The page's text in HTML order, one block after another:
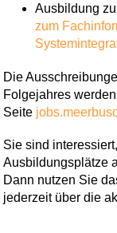
Ausbildung
zum
Die
Folgejahres
Seite
Sie sind
Ausbildungsplätze
Dann nutzen Sie
jederzeit über die